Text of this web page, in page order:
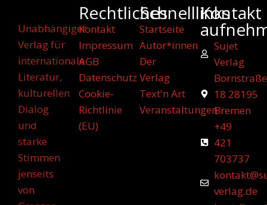
Unabhängiger
Verlag für
internationale
Literatur,
kulturellen
Dialog
und
starke
Stimmen
jenseits
von
Rechtliches
Kontakt
Impressum
AGB
Datenschutz
Cookie-
Richtlinie
(EU)
Schnelllinks
Startseite
Autor*innen
Der
Verlag
Text'n Art
Veranstaltungen
Kontakt
Sujet
Verlag
Bornstraße
18 28195
Bremen
+49
421
703737
verlag.de